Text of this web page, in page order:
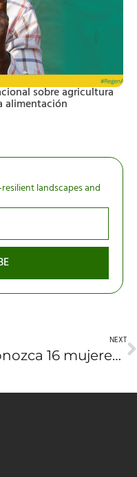
sobre agricultura
alimentación
landscapes and
NEXT
Conozca 16 mujeres que restauran la Tierra